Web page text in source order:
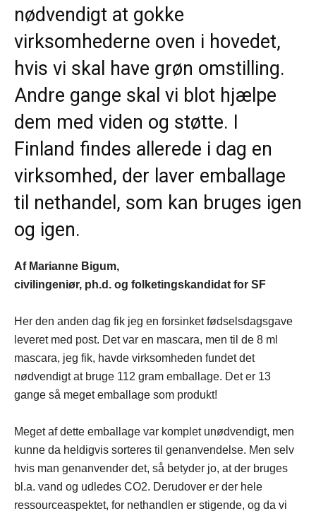
nødvendigt at gokke
virksomhederne oven i hovedet,
hvis vi skal have grøn omstilling.
Andre gange skal vi blot hjælpe
dem med viden og støtte. I
Finland findes allerede i dag en
virksomhed, der laver emballage
til nethandel, som kan bruges igen
og igen.
Af Marianne Bigum,
civilingeniør, ph.d. og folketingskandidat for SF
Her den anden dag fik jeg en forsinket fødselsdagsgave
leveret med post. Det var en mascara, men til de 8 ml
mascara, jeg fik, havde virksomheden fundet det
nødvendigt at bruge 112 gram emballage. Det er 13
gange så meget emballage som produkt!
Meget af dette emballage var komplet unødvendigt, men
kunne da heldigvis sorteres til genanvendelse. Men selv
hvis man genanvender det, så betyder jo, at der bruges
bl.a. vand og udledes CO2. Derudover er der hele
ressourceaspektet, for nethandlen er stigende, og da vi